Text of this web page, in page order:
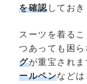
を確認しておき
スーツを着る
つあっても困ら
グが重宝されま
ールペンなど